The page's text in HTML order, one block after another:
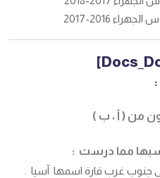
2016-2017
من ( أ ، ب )
مما درست :
جنوب غرب قارة اسمها آسيا .